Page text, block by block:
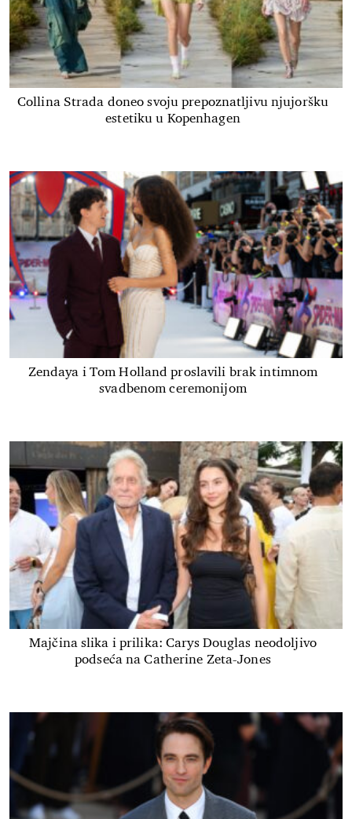
Collina Strada doneo svoju prepoznatljivu njujoršku
estetiku u Kopenhagen
Zendaya i Tom Holland proslavili brak intimnom
svadbenom ceremonijom
Majčina slika i prilika: Carys Douglas neodoljivo
podseća na Catherine Zeta-Jones